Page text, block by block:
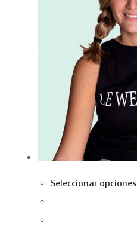
Seleccionar opciones